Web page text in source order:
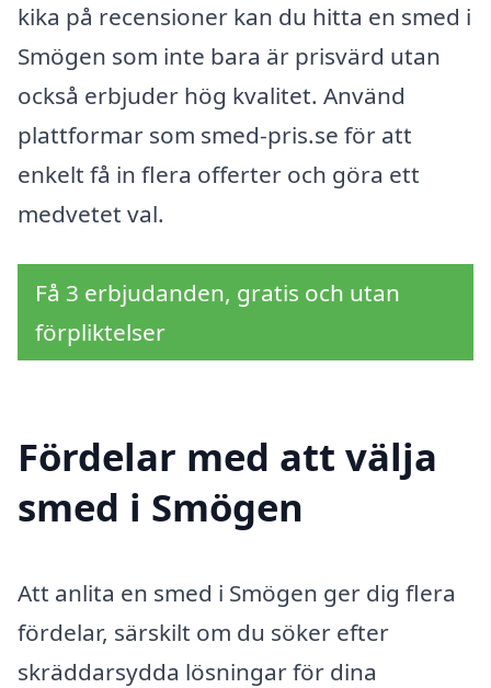
kika på recensioner kan du hitta en smed i
Smögen som inte bara är prisvärd utan
också erbjuder hög kvalitet. Använd
plattformar som smed-pris.se för att
enkelt få in flera offerter och göra ett
medvetet val.
Få 3 erbjudanden, gratis och utan
förpliktelser
Fördelar med att välja
smed i Smögen
Att anlita en smed i Smögen ger dig flera
fördelar, särskilt om du söker efter
skräddarsydda lösningar för dina